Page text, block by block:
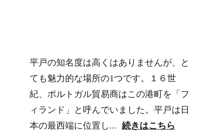
平戸の知名度は高くはありませんが、と
ても魅力的な場所の1つです。１６世
紀、ポルトガル貿易商はこの港町を「フ
ィランド」と呼んでいました。平戸は日
本の最西端に位置し... 続きはこちら